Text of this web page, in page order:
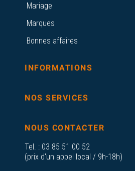
Mariage
Marques
Bonnes affaires
INFORMATIONS
NOS SERVICES
NOUS CONTACTER
Tel. : 03 85 51 00 52
(prix d'un appel local / 9h-18h)